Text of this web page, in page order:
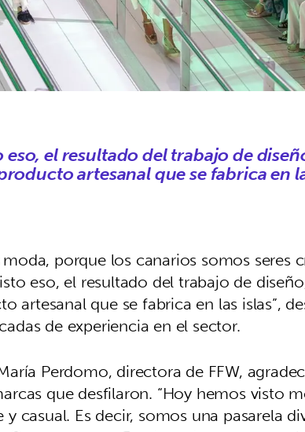
eso, el resultado del trabajo de
artesanal que se fabrica en
porque los canarios somos seres
eso, el resultado del trabajo de
artesanal que se fabrica en las islas”,
de experiencia en el sector.
Perdomo, directora de FFW,
que desfilaron. “Hoy hemos visto
casual. Es decir, somos una pasarela